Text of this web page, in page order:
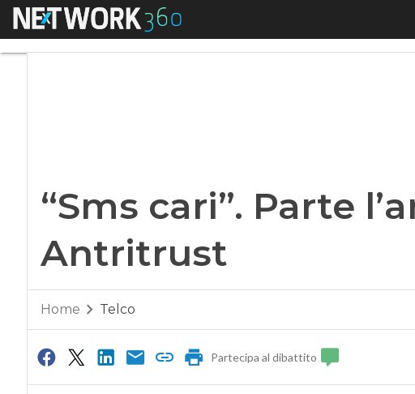
Menu
“Sms cari”. Parte
Antritrust
Home Telco
Partecipa al dibattito